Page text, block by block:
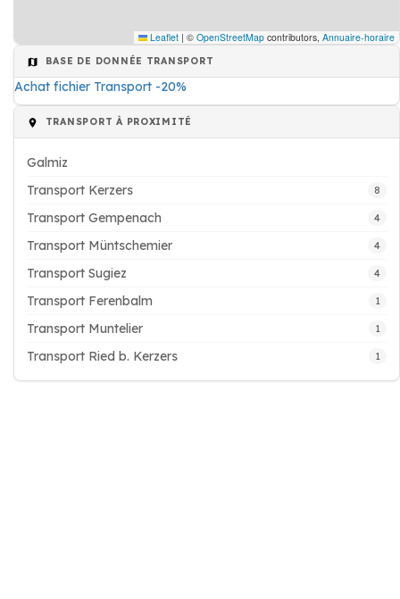
Leaflet | © OpenStreetMap contributors, Annuaire-horaire
BASE DE DONNÉE TRANSPORT
Achat fichier Transport -20%
TRANSPORT À PROXIMITÉ
Galmiz
Transport Kerzers
8
Transport Gempenach 4
Transport Müntschemier 4
Transport Sugiez 4
Transport Ferenbalm 1
Transport Muntelier 1
Transport Ried b. Kerzers 1